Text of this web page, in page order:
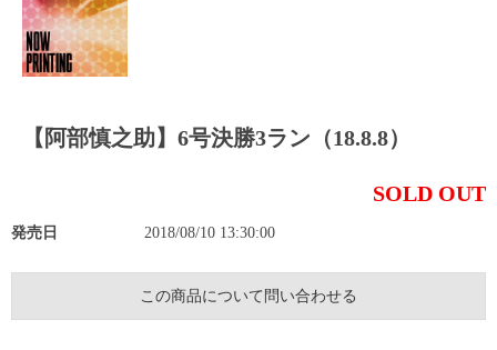
【阿部慎之助】6号決勝3ラン（18.8.8）
SOLD OUT
発売日 2018/08/10 13:30:00
この商品について問い合わせる